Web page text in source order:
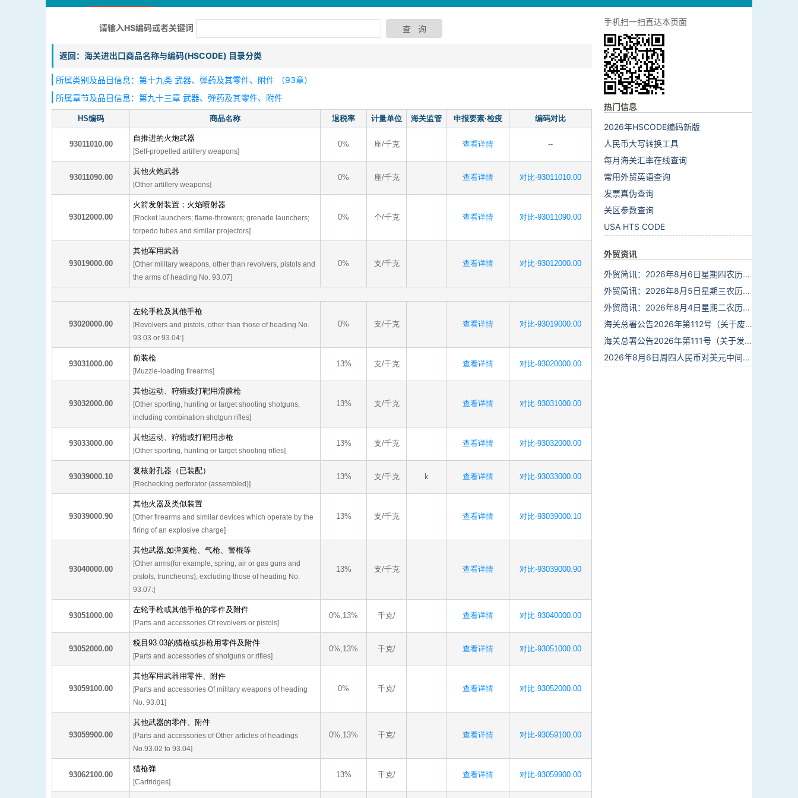
请输入HS编码或者关键词
返回：海关进出口商品名称与编码(HSCODE) 目录分类
所属类别及品目信息：第十九类 武器、弹药及其零件、附件 （93章）
所属章节及品目信息：第九十三章 武器、弹药及其零件、附件
HS编码 商品名称 退税率 计量单位 海关监管 申报要素·检疫 编码对比
93011010.00
自推进的火炮武器
[Self-propelled artillery weapons]
0% 座/千克 查看详情 --
93011090.00
其他火炮武器
[Other artillery weapons]
0% 座/千克 查看详情 对比-93011010.00
93012000.00
火箭发射装置；火焰喷射器
[Rocket launchers; flame-throwers; grenade launchers;
torpedo tubes and similar projectors]
0% 个/千克 查看详情 对比-93011090.00
93019000.00
其他军用武器
[Other military weapons, other than revolvers, pistols and
the arms of heading No. 93.07]
0% 支/千克 查看详情 对比-93012000.00
93020000.00
左轮手枪及其他手枪
[Revolvers and pistols, other than those of heading No.
93.03 or 93.04:]
0% 支/千克 查看详情 对比-93019000.00
93031000.00
前装枪
[Muzzle-loading firearms]
13% 支/千克 查看详情 对比-93020000.00
93032000.00
其他运动、狩猎或打靶用滑膛枪
[Other sporting, hunting or target shooting shotguns,
including combination shotgun rifles]
13% 支/千克 查看详情 对比-93031000.00
93033000.00
其他运动、狩猎或打靶用步枪
[Other sporting, hunting or target shooting rifles]
13% 支/千克 查看详情 对比-93032000.00
93039000.10
复核射孔器（已装配）
[Rechecking perforator (assembled)]
13% 支/千克 k 查看详情 对比-93033000.00
93039000.90
其他火器及类似装置
[Other firearms and similar devices which operate by the
firing of an explosive charge]
13% 支/千克 查看详情 对比-93039000.10
93040000.00
其他武器,如弹簧枪、气枪、警棍等
[Other arms(for example, spring, air or gas guns and
pistols, truncheons), excluding those of heading No.
93.07:]
13% 支/千克 查看详情 对比-93039000.90
93051000.00
左轮手枪或其他手枪的零件及附件
[Parts and accessories Of revolvers or pistols]
0%,13% 千克/ 查看详情 对比-93040000.00
93052000.00
税目93.03的猎枪或步枪用零件及附件
[Parts and accessories of shotguns or rifles]
0%,13% 千克/ 查看详情 对比-93051000.00
93059100.00
其他军用武器用零件、附件
[Parts and accessories Of military weapons of heading
No. 93.01]
0% 千克/ 查看详情 对比-93052000.00
93059900.00
其他武器的零件、附件
[Parts and accessories of Other articles of headings
No.93.02 to 93.04]
0%,13% 千克/ 查看详情 对比-93059100.00
93062100.00
猎枪弹
[Cartridges]
13% 千克/ 查看详情 对比-93059900.00
手机扫一扫直达本页面
热门信息
2026年HSCODE编码新版
人民币大写转换工具
每月海关汇率在线查询
常用外贸英语查询
发票真伪查询
关区参数查询
USA HTS CODE
外贸资讯
外贸简讯：2026年8月6日星期四农历六月廿四
外贸简讯：2026年8月5日星期三农历六月廿三
外贸简讯：2026年8月4日星期二农历六月廿二
海关总署公告2026年第112号（关于废止部分卫生检疫类规范性文件的公告）
海关总署公告2026年第111号（关于发布《进出境动植物检疫处理监督管理工作规定》《进出境卫生处理监督管理工作规定》的公告）
2026年8月6日周四人民币对美元中间价报6.7895调贬6个基点